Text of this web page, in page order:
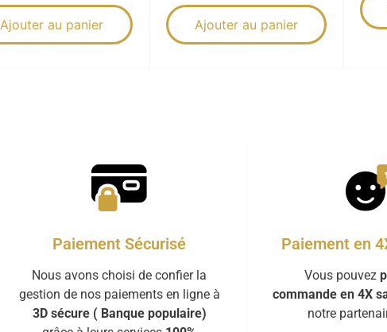
Ajouter au panier Ajouter au panier
Paiement Sécurisé
Nous avons choisi de confier la
gestion de nos paiements en ligne à
3D sécure ( Banque populaire)
Paiement en
Vous pouvez
commande en 4X
notre